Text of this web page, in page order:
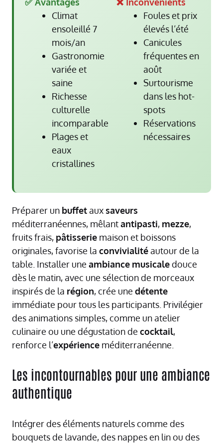
Climat
ensoleillé 7
mois/an
Gastronomie
variée et
saine
Richesse
culturelle
incomparable
Plages et
eaux
cristallines
Foules et prix
élevés l’été
Canicules
fréquentes en
août
Surtourisme
dans les hot-
spots
Réservations
nécessaires
Préparer un buffetaux saveurs
méditerranéennes, mêlantantipasti, mezze,
fruits frais, pâtisserie maison et boissons
originales, favorise la convivialitéautour de la
table. Installer une ambiance musicaledouce
dès le matin, avec une sélection de morceaux
inspirés de la région, crée une détente
immédiate pour tous les participants. Privilégier
des animations simples, comme un atelier
culinaire ou une dégustation de cocktail,
renforce l’expérience méditerranéenne.
Les incontournables pour une ambiance
authentique
Intégrer des éléments naturels comme des
bouquets de lavande, des nappes en lin ou des